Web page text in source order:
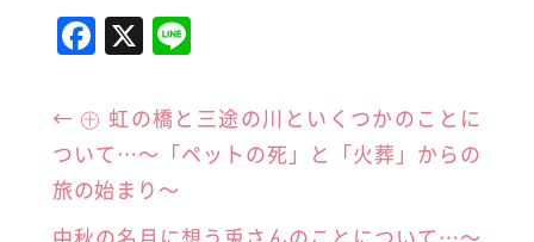
F
a
c
e
b
o
X
e
← ㊉ 虹の橋と三途の川といくつかのことに
ついて…〜「ペットの死」と「火葬」からの
旅の始まり〜